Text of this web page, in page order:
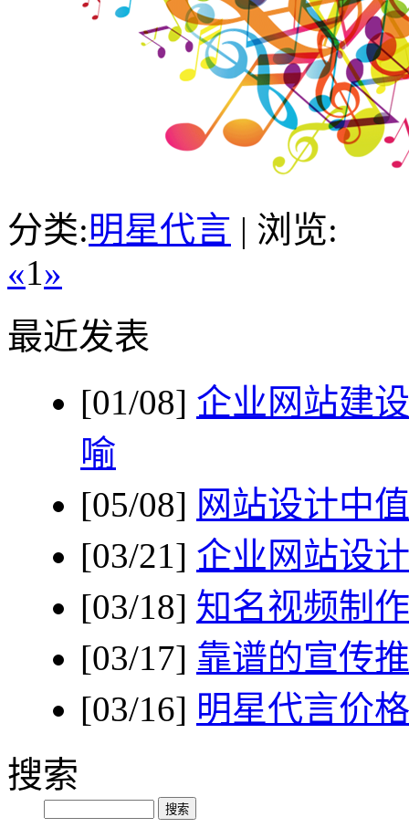
分类:明星代言 | 浏览:
«1»
最近发表
[01/08] 企业网站建
喻
[05/08] 网站设计中
[03/21] 企业网站设
[03/18] 知名视频制
[03/17] 靠谱的宣传
[03/16] 明星代言价
搜索